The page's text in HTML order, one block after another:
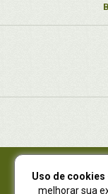
Juruá
Uso de cookies
melhorar sua